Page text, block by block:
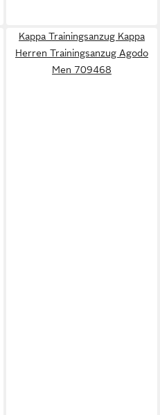
Kappa Trainingsanzug Kappa
Herren Trainingsanzug Agodo
Men 709468